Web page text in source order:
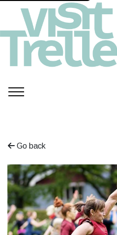
Go back